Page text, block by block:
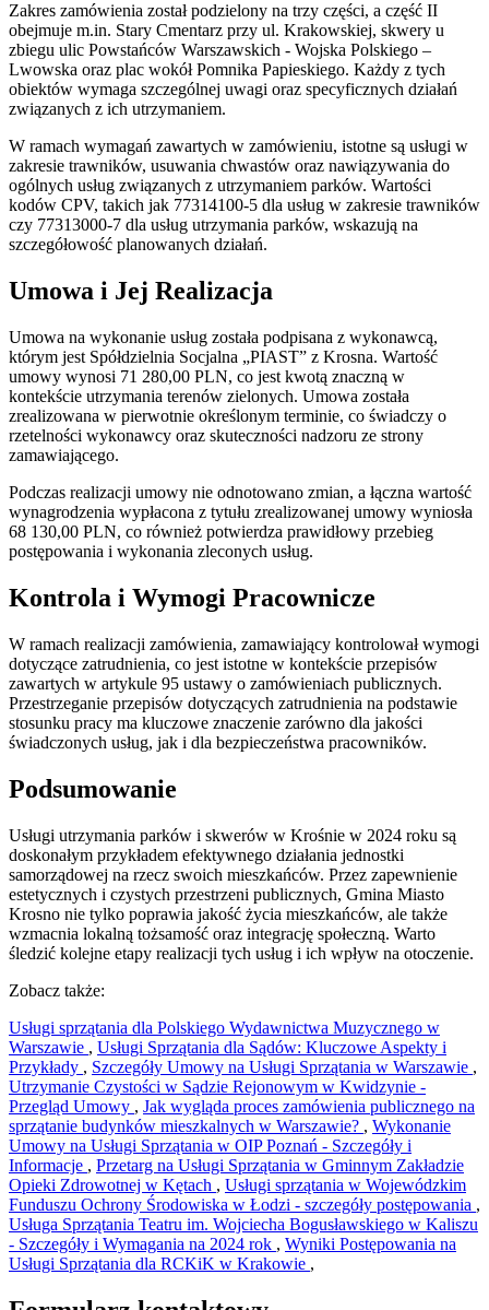
Zakres zamówienia został podzielony na trzy części, a część II
obejmuje m.in. Stary Cmentarz przy ul. Krakowskiej, skwery u
zbiegu ulic Powstańców Warszawskich - Wojska Polskiego –
Lwowska oraz plac wokół Pomnika Papieskiego. Każdy z tych
obiektów wymaga szczególnej uwagi oraz specyficznych działań
związanych z ich utrzymaniem.
W ramach wymagań zawartych w zamówieniu, istotne są usługi w
zakresie trawników, usuwania chwastów oraz nawiązywania do
ogólnych usług związanych z utrzymaniem parków. Wartości
kodów CPV, takich jak 77314100-5 dla usług w zakresie trawników
czy 77313000-7 dla usług utrzymania parków, wskazują na
szczegółowość planowanych działań.
Umowa i Jej Realizacja
Umowa na wykonanie usług została podpisana z wykonawcą,
którym jest Spółdzielnia Socjalna „PIAST” z Krosna. Wartość
umowy wynosi 71 280,00 PLN, co jest kwotą znaczną w
kontekście utrzymania terenów zielonych. Umowa została
zrealizowana w pierwotnie określonym terminie, co świadczy o
rzetelności wykonawcy oraz skuteczności nadzoru ze strony
zamawiającego.
Podczas realizacji umowy nie odnotowano zmian, a łączna wartość
wynagrodzenia wypłacona z tytułu zrealizowanej umowy wyniosła
68 130,00 PLN, co również potwierdza prawidłowy przebieg
postępowania i wykonania zleconych usług.
Kontrola i Wymogi Pracownicze
W ramach realizacji zamówienia, zamawiający kontrolował wymogi
dotyczące zatrudnienia, co jest istotne w kontekście przepisów
zawartych w artykule 95 ustawy o zamówieniach publicznych.
Przestrzeganie przepisów dotyczących zatrudnienia na podstawie
stosunku pracy ma kluczowe znaczenie zarówno dla jakości
świadczonych usług, jak i dla bezpieczeństwa pracowników.
Podsumowanie
Usługi utrzymania parków i skwerów w Krośnie w 2024 roku są
doskonałym przykładem efektywnego działania jednostki
samorządowej na rzecz swoich mieszkańców. Przez zapewnienie
estetycznych i czystych przestrzeni publicznych, Gmina Miasto
Krosno nie tylko poprawia jakość życia mieszkańców, ale także
wzmacnia lokalną tożsamość oraz integrację społeczną. Warto
śledzić kolejne etapy realizacji tych usług i ich wpływ na otoczenie.
Zobacz także:
Usługi sprzątania dla Polskiego Wydawnictwa Muzycznego w
Warszawie , Usługi Sprzątania dla Sądów: Kluczowe Aspekty i
Przykłady , Szczegóły Umowy na Usługi Sprzątania w Warszawie ,
Utrzymanie Czystości w Sądzie Rejonowym w Kwidzynie -
Przegląd Umowy , Jak wygląda proces zamówienia publicznego na
sprzątanie budynków mieszkalnych w Warszawie? , Wykonanie
Umowy na Usługi Sprzątania w OIP Poznań - Szczegóły i
Informacje , Przetarg na Usługi Sprzątania w Gminnym Zakładzie
Opieki Zdrowotnej w Kętach , Usługi sprzątania w Wojewódzkim
Funduszu Ochrony Środowiska w Łodzi - szczegóły postępowania ,
Usługa Sprzątania Teatru im. Wojciecha Bogusławskiego w Kaliszu
- Szczegóły i Wymagania na 2024 rok , Wyniki Postępowania na
Usługi Sprzątania dla RCKiK w Krakowie ,